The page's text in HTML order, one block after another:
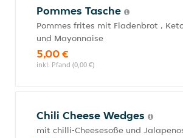
Pommes Tasche
Pommes frites mit Fladenbrot ,
und Mayonnaise
5,00 €
inkl. Pfand (0,00 €)
Chili Cheese Wedges
mit chilli-Cheesesoße und